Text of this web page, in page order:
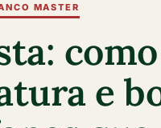
MASTER
e